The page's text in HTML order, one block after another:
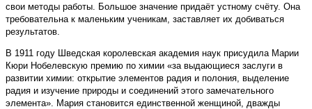
свои методы работы. Большое значение придаёт устному счёту. Она
требовательна к маленьким ученикам, заставляет их добиваться
результатов.
В 1911 году Шведская королевская академия наук присудила Марии
Кюри Нобелевскую премию по химии «за выдающиеся заслуги в
развитии химии: открытие элементов радия и полония, выделение
радия и изучение природы и соединений этого замечательного
элемента». Мария становится единственной женщиной, дважды